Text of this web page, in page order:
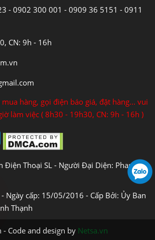
- 0902 300 001 - 0909 36 5151 - 0911
CN: 9h - 16h
hàng, gọi điện báo giá, đặt hàng... vui
làm việc ( 8h30 - 19h30, CN: 9h - 16h )
Điện Thoại SL - Người Đại Diện: Phan
Ngày cấp: 15/05/2016 - Cấp Bởi: Ủy Ban
Thạnh
Code and design by Netsa.vn